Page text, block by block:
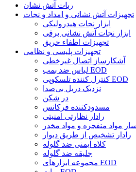
ربات آتش نشان
تجهیزات آتش نشانی و امداد و نجات
ابزار نجات هیدرولیکی
ابزار نجات آتش نشانی برقی
تجهیزات اطفاء حریق
تجهیزات پلیسی و نظامی
آشکارساز اتصال غیرخطی
لباس ضد بمب EOD
کنترل کننده تلسکوپی EOD
نزدیک دریل بی‌صدا
در شکن
مسدودکننده فرکانس
رادار نظارتی امنیتی
مواد منفجره و مواد مخدر
رادار تشخیص از طریق دیوار
کلاه ایمنی ضد گلوله
جلیقه ضد گلوله
مجموعه ابزارهای EOD